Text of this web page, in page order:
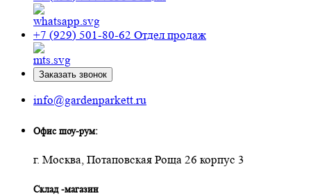
+7 (929) 501-80-62 Отдел продаж
Заказать звонок
info@gardenparkett.ru
Офис шоу-рум:
г. Москва, Потаповская Роща 26 корпус 3
Склад -магазин